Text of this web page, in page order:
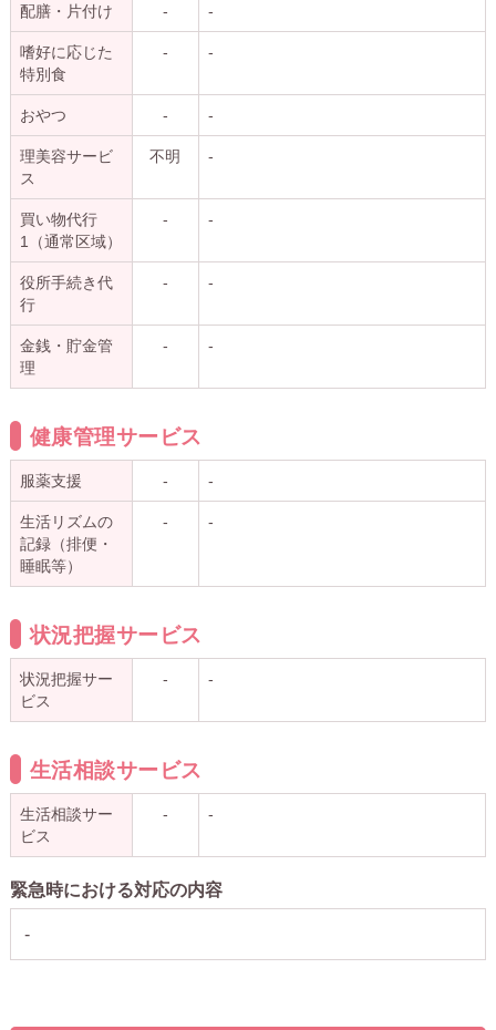
配膳・片付け - -
嗜好に応じた
特別食
- -
おやつ - -
理美容サービ
ス
不明 -
買い物代行
1（通常区域）
- -
役所手続き代
行
- -
金銭・貯金管
理
- -
健康管理サービス
服薬支援 - -
生活リズムの
記録（排便・
睡眠等）
- -
状況把握サービス
状況把握サー
ビス
- -
生活相談サービス
生活相談サー
ビス
- -
緊急時における対応の内容
-